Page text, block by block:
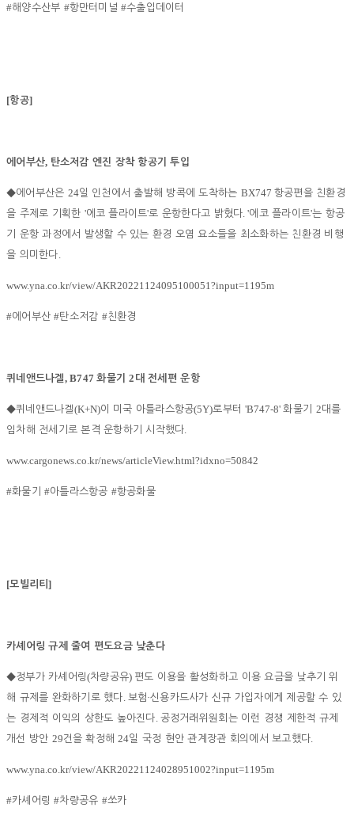
#해양수산부 #항만터미널#수출입데이터
[항공]
에어부산, 탄소저감 엔진 장착 항공기 투입
◆에어부산은 24일 인천에서 출발해 방콕에 도착하는 BX747 항공편을 친환경
을 주제로 기획한 '에코 플라이트'로 운항한다고 밝혔다. '에코 플라이트'는 항공
기 운항 과정에서 발생할 수 있는 환경 오염 요소들을 최소화하는 친환경 비행
을 의미한다.
www.yna.co.kr/view/AKR20221124095100051?input=1195m
#에어부산#탄소저감 #친환경
퀴네앤드나겔, B747화물기2 대 전세편 운항
◆퀴네앤드나겔(K+N)이 미국 아틀라스항공(5Y)로부터'B747-8'화물기 2대를
임차해 전세기로 본격 운항하기 시작했다.
www.cargonews.co.kr/news/articleView.html?idxno=50842
#화물기#아틀라스항공 #항공화물
[모빌리티]
카셰어링 규제 줄여 편도요금 낮춘다
◆정부가 카셰어링(차량공유) 편도 이용을 활성화하고 이용 요금을 낮추기 위
해 규제를 완화하기로 했다. 보험·신용카드사가 신규 가입자에게 제공할 수 있
는 경제적 이익의 상한도 높아진다. 공정거래위원회는 이런 경쟁 제한적 규제
개선 방안 29건을 확정해24일 국정 현안 관계장관 회의에서 보고했다.
www.yna.co.kr/view/AKR20221124028951002?input=1195m
#카셰어링#차량공유 #쏘카